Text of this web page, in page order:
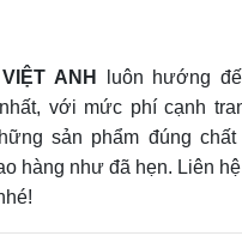
ANH
luôn hướng
với mức phí cạnh
sản phẩm đúng
hàng như đã hẹn. Liên